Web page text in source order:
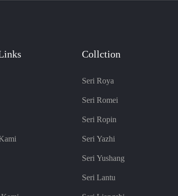
Collction
Seri Roya
Seri Romei
Seri Ropin
Seri Yazhi
Seri Yushang
Seri Lantu